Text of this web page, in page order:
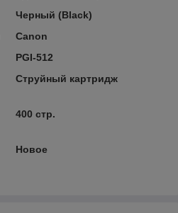
Черный (Black)
Canon
PGI-512
Струйный картридж
400 стр.
Новое